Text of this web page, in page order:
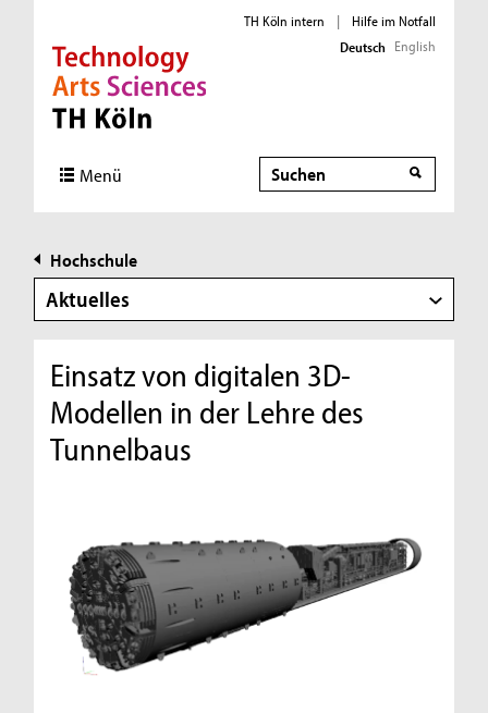
Direkt zur Hauptnavigation
Direkt zur Subnavigation
Direkt zum Inhalt
Direkt zum Fußbereich
TH Köln intern |
Hilfe im Notfall
Deutsch English
Menü Suche
Hochschule
Aktuelles
Einsatz von digitalen 3D-
Modellen in der Lehre des
Tunnelbaus